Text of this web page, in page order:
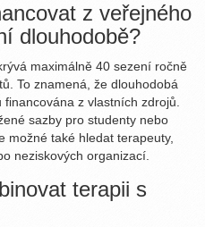
z veřejného
dlouhodobě?
maximálně 40 sezení ročně
To znamená, že dlouhodobá
z vlastních zdrojů.
sazby pro studenty nebo
možné také hledat terapeuty,
neziskových organizací.
terapii s